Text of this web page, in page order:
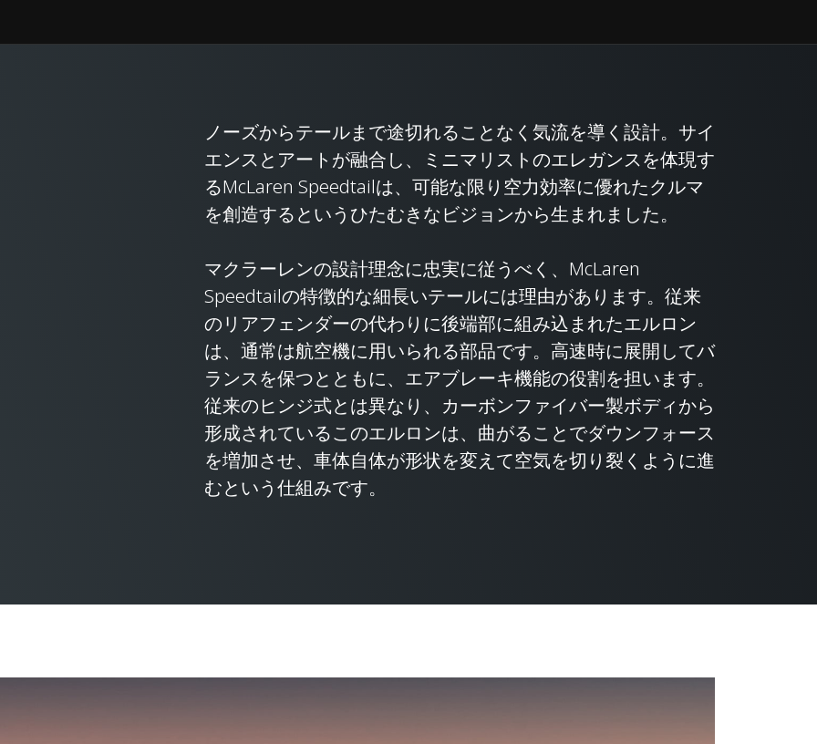
ノーズからテールまで途切れることなく気流を導く設計。サイ
エンスとアートが融合し、ミニマリストのエレガンスを体現す
るMcLaren Speedtailは、可能な限り空力効率に優れたクルマ
を創造するというひたむきなビジョンから生まれました。
マクラーレンの設計理念に忠実に従うべく、McLaren
Speedtailの特徴的な細長いテールには理由があります。従来
のリアフェンダーの代わりに後端部に組み込まれたエルロン
は、通常は航空機に用いられる部品です。高速時に展開してバ
ランスを保つとともに、エアブレーキ機能の役割を担います。
従来のヒンジ式とは異なり、カーボンファイバー製ボディから
形成されているこのエルロンは、曲がることでダウンフォース
を増加させ、車体自体が形状を変えて空気を切り裂くように進
むという仕組みです。